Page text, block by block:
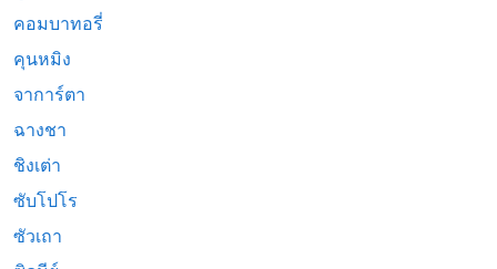
คอมบาทอรี่
คุนหมิง
จาการ์ตา
ฉางชา
ชิงเต่า
ซับโปโร
ซัวเถา